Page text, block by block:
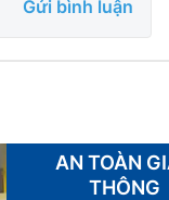
Gửi bình luận
AN TOÀN
THÔNG